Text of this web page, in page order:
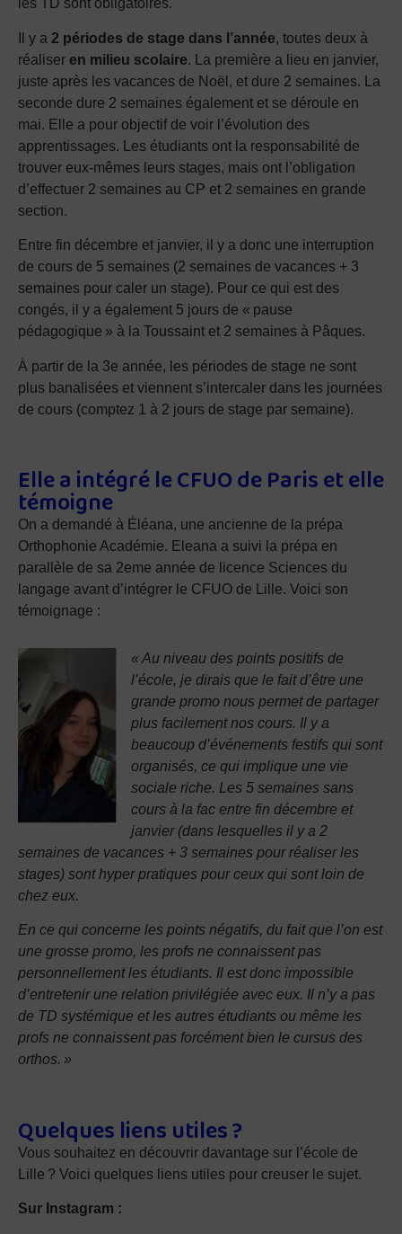
les TD sont obligatoires.
Il y a 2 périodes de stage dans l’année, toutes deux à
réaliser en milieu scolaire. La première a lieu en janvier,
juste après les vacances de Noël, et dure 2 semaines. La
seconde dure 2 semaines également et se déroule en
mai. Elle a pour objectif de voir l’évolution des
apprentissages. Les étudiants ont la responsabilité de
trouver eux-mêmes leurs stages, mais ont l’obligation
d’effectuer 2 semaines au CP et 2 semaines en grande
section.
Entre fin décembre et janvier, il y a donc une interruption
de cours de 5 semaines (2 semaines de vacances + 3
semaines pour caler un stage). Pour ce qui est des
congés, il y a également 5 jours de « pause
pédagogique » à la Toussaint et 2 semaines à Pâques.
À partir de la 3e année, les périodes de stage ne sont
plus banalisées et viennent s’intercaler dans les journées
de cours (comptez 1 à 2 jours de stage par semaine).
Elle a intégré le CFUO de Paris et elle
témoigne
On a demandé à Éléana, une ancienne de la prépa
Orthophonie Académie. Eleana a suivi la prépa en
parallèle de sa 2eme année de licence Sciences du
langage avant d’intégrer le CFUO de Lille. Voici son
témoignage :
« Au niveau des points positifs de
l’école, je dirais que le fait d’être une
grande promo nous permet de partager
plus facilement nos cours. Il y a
beaucoup d’événements festifs qui sont
organisés, ce qui implique une vie
sociale riche. Les 5 semaines sans
cours à la fac entre fin décembre et
janvier (dans lesquelles il y a 2
semaines de vacances + 3 semaines pour réaliser les
stages) sont hyper pratiques pour ceux qui sont loin de
chez eux.
En ce qui concerne les points négatifs, du fait que l’on est
une grosse promo, les profs ne connaissent pas
personnellement les étudiants. Il est donc impossible
d’entretenir une relation privilégiée avec eux. Il n’y a pas
de TD systémique et les autres étudiants ou même les
profs ne connaissent pas forcément bien le cursus des
orthos. »
Quelques liens utiles ?
Vous souhaitez en découvrir davantage sur l’école de
Lille ? Voici quelques liens utiles pour creuser le sujet.
Sur Instagram :